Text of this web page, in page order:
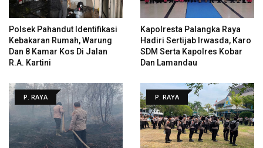
Polsek Pahandut Identifikasi
Kebakaran Rumah, Warung
Dan 8 Kamar Kos Di Jalan
R.A. Kartini
Kapolresta Palangka Raya
Hadiri Sertijab Irwasda, Karo
SDM Serta Kapolres Kobar
Dan Lamandau
P. RAYA P. RAYA